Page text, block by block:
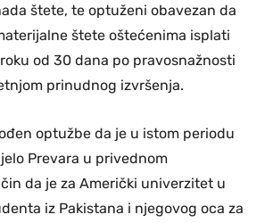
štete, te optuženi obavezan da
štete oštećenima isplati
od 30 dana po pravosnažnosti
prinudnog izvršenja.
optužbe da je u istom periodu
Prevara u privednom
da je za Američki univerzitet u
iz Pakistana i njegovog oca za